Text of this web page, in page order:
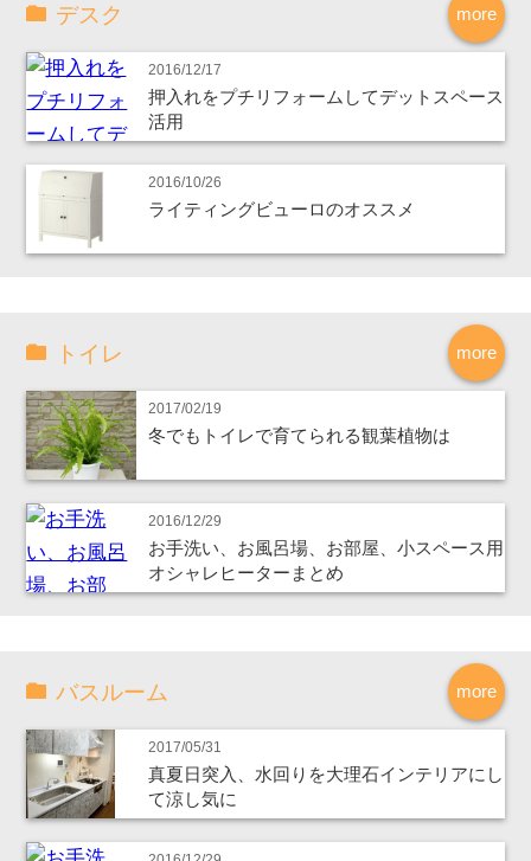
more
デスク
2016/12/17
押入れをプチリフォームしてデットスペース
活用
2016/10/26
ライティングビューロのオススメ
more
トイレ
2017/02/19
冬でもトイレで育てられる観葉植物は
2016/12/29
お手洗い、お風呂場、お部屋、小スペース用
オシャレヒーターまとめ
more
バスルーム
2017/05/31
真夏日突入、水回りを大理石インテリアにし
て涼し気に